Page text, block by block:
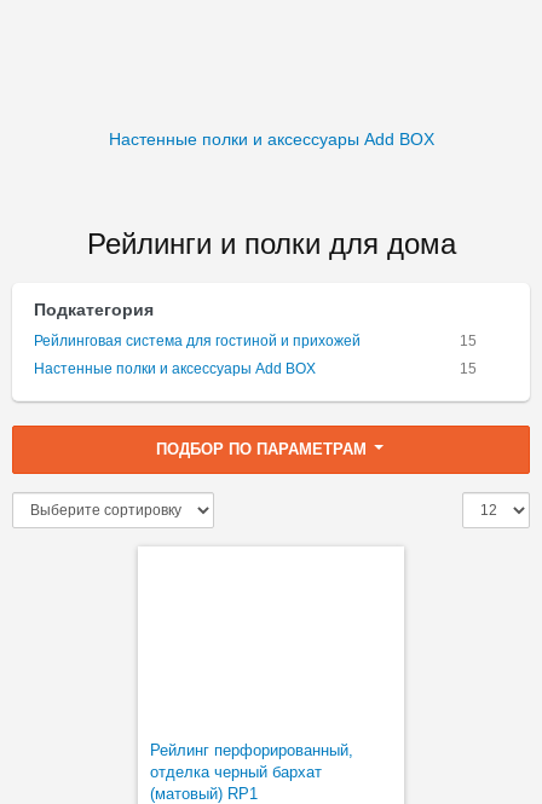
Настенные полки и аксессуары Add BOX
Рейлинги и полки для дома
Подкатегория
Рейлинговая система для гостиной и прихожей
15
Настенные полки и аксессуары Add BOX
15
ПОДБОР ПО ПАРАМЕТРАМ
Рейлинг перфорированный,
отделка черный бархат
(матовый) RP1